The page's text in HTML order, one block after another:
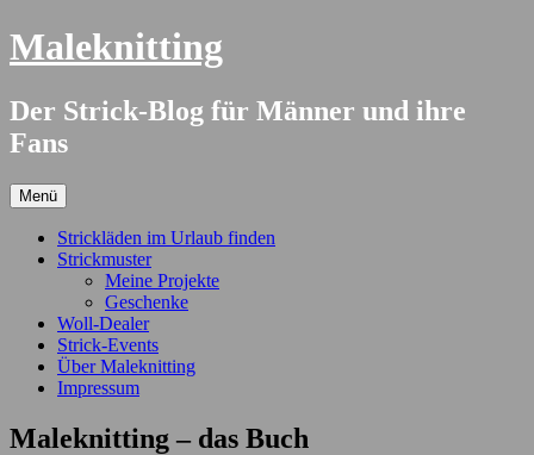
Springe
zum
Maleknitting
Der Strick-Blog für Männer und ihre
Fans
Menü
Strickläden im Urlaub finden
Strickmuster
Meine Projekte
Geschenke
Woll-Dealer
Strick-Events
Über Maleknitting
Impressum
Maleknitting – das Buch